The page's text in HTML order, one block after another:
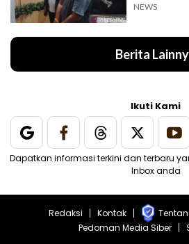
NEWS
Berita
Ikuti Kami
Dapatkan informasi terkini dan terbaru
Inbox anda
Redaksi Kontak
Pedoman Media Siber